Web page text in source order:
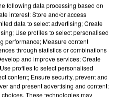
LANCE UN ÉLAN
LES...
following data processing based on
interest: Store and/or access
data to select advertising; Create
Use profiles to select personalised
performance; Measure content
through statistics or combinations
and improve services; Create
profiles to select personalised
content; Ensure security, prevent and
and present advertising and content;
These technologies may